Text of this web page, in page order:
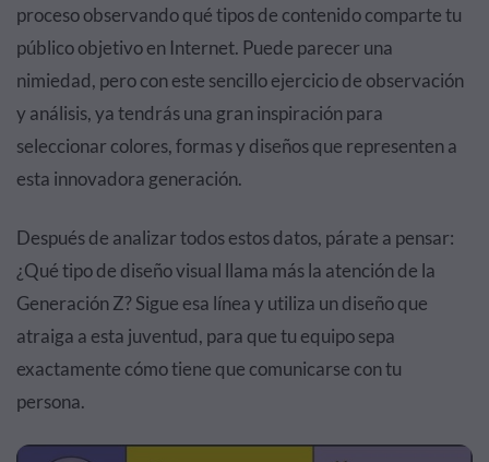
proceso observando qué tipos de contenido comparte tu
público objetivo en Internet. Puede parecer una
nimiedad, pero con este sencillo ejercicio de observación
y análisis, ya tendrás una gran inspiración para
seleccionar colores, formas y diseños que representen a
esta innovadora generación.
Después de analizar todos estos datos, párate a pensar:
¿Qué tipo de diseño visual llama más la atención de la
Generación Z? Sigue esa línea y utiliza un diseño que
atraiga a esta juventud, para que tu equipo sepa
exactamente cómo tiene que comunicarse con tu
persona.